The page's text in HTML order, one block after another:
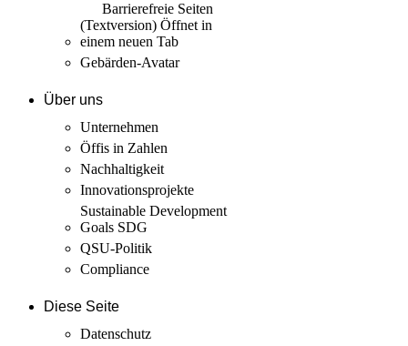
Barrierefreie Seiten
(Textversion) Öffnet in
einem neuen Tab
Gebärden-Avatar
Über uns
Unternehmen
Öffis in Zahlen
Nachhaltigkeit
Innovations­projekte
Sustainable Development
Goals SDG
QSU-Politik
Compliance
Diese Seite
Datenschutz